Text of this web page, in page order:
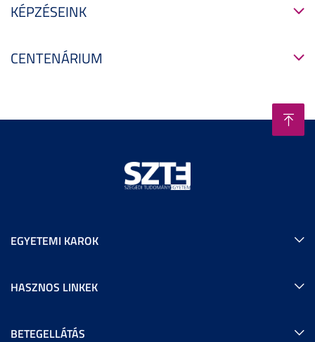
KÉPZÉSEINK
CENTENÁRIUM
EGYETEMI KAROK
HASZNOS LINKEK
BETEGELLÁTÁS